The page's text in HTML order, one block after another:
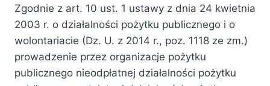
Zgodnie z art. 10 ust. 1 ustawy z dnia 24 kwietnia
2003 r. o działalności pożytku publicznego i o
wolontariacie (Dz. U. z 2014 r., poz. 1118 ze zm.)
prowadzenie przez organizacje pożytku
publicznego nieodpłatnej działalności pożytku